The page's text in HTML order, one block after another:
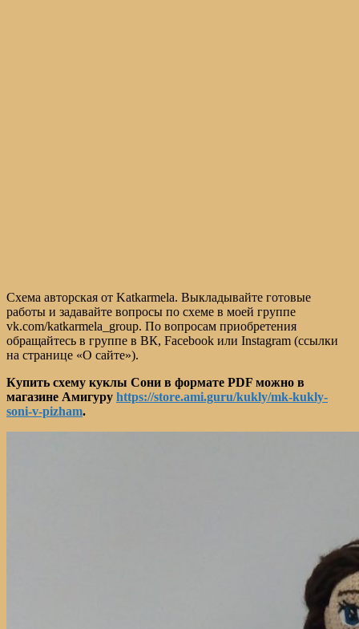
Схема авторская от Katkarmela. Выкладывайте готовые
работы и задавайте вопросы по схеме в моей группе
vk.com/katkarmela_group. По вопросам приобретения
обращайтесь в группе в ВК, Facebook или Instagram (ссылки
на странице «О сайте»).
Купить схему куклы Сони в формате PDF можно в
магазине Амигуру https://store.ami.guru/kukly/mk-kukly-
soni-v-pizham.